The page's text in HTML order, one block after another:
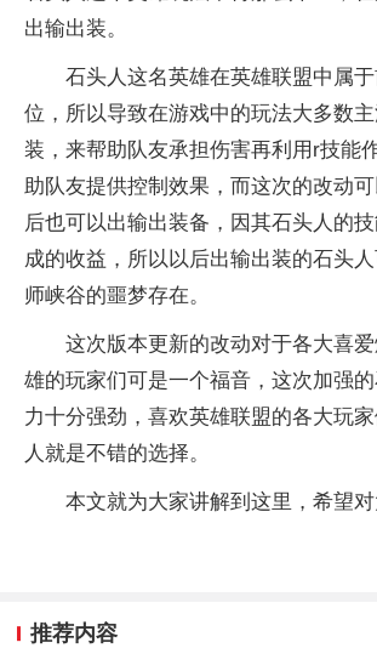
出输出装。
石头人这名英雄在英雄联盟中属
位，所以导致在游戏中的玩法大多数
装，来帮助队友承担伤害再利用r技能
助队友提供控制效果，而这次的改动
后也可以出输出装备，因其石头人的
成的收益，所以以后出输出装的石头
师峡谷的噩梦存在。
这次版本更新的改动对于各大喜
雄的玩家们可是一个福音，这次加强
力十分强劲，喜欢英雄联盟的各大玩
人就是不错的选择。
本文就为大家讲解到这里，希望对
推荐内容